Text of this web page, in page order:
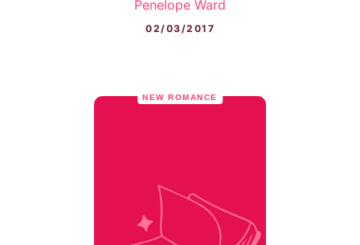
Penelope Ward
02/03/2017
NEW ROMANCE